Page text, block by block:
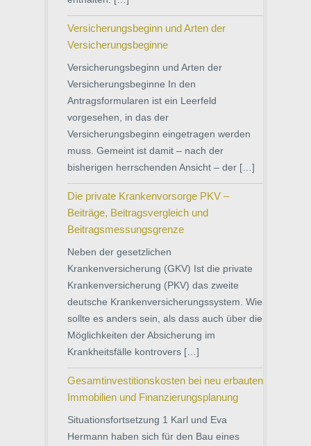
Versicherungsbeginn und Arten der
Versicherungsbeginne
Versicherungsbeginn und Arten der
Versicherungsbeginne In den
Antragsformularen ist ein Leerfeld
vorgesehen, in das der
Versicherungsbeginn eingetragen werden
muss. Gemeint ist damit – nach der
bisherigen herrschenden Ansicht – der […]
Die private Krankenvorsorge PKV –
Beiträge, Beitragsvergleich und
Beitragsmessungsgrenze
Neben der gesetzlichen
Krankenversicherung (GKV) Ist die private
Krankenversicherung (PKV) das zweite
deutsche Krankenversicherungssystem. Wie
sollte es anders sein, als dass auch über die
Möglichkeiten der Absicherung im
Krankheitsfälle kontrovers […]
Gesamtinvestitionskosten bei neu erbauten
Immobilien und Finanzierungsplanung
Situationsfortsetzung 1 Karl und Eva
Hermann haben sich für den Bau eines